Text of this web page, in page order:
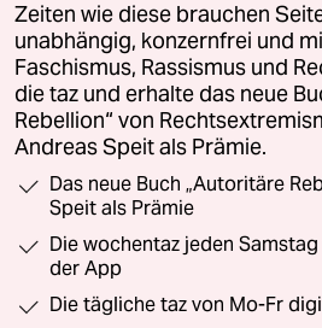
Zeiten wie diese brauchen
unabhängig, konzernfrei und
Faschismus, Rassismus und
die taz und erhalte das neue
Rebellion“ von
Andreas Speit als Prämie.
Das neue Buch „Autoritäre
Speit als Prämie
Die wochentaz jeden
der App
Die tägliche taz von Mo-Fr